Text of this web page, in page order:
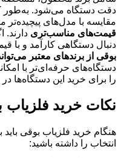
دقت دستگاه می‌شود. به‌طور
مقایسه با مدل‌های پیچیده‌تر
قیمت‌های مناسب‌تری دارند.
دنبال دستگاهی کارآمد و با
بوقی از برندهای معتبر
دستگاه‌های حرفه‌ای‌تر با
را برای خرید این دستگاه‌ها در
نکات خرید فلزیاب
هنگام خرید فلزیاب بوقی باید
انتخاب را داشته باشید: